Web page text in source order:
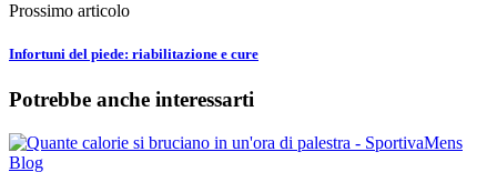
Prossimo articolo
Infortuni del piede: riabilitazione e cure
Potrebbe anche interessarti